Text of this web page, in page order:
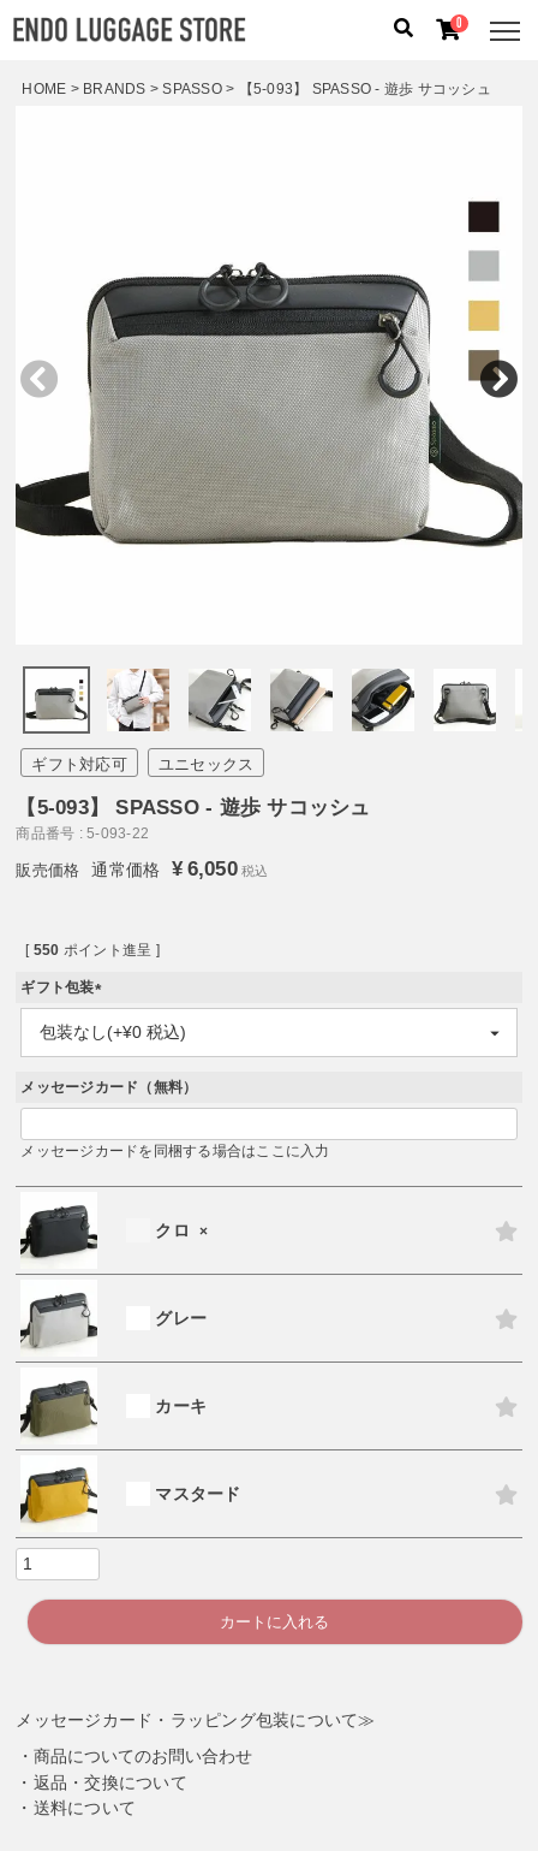
ブランドから探す
容量から探す
泊数から探す
価格 円 〜
検索する
0
HOME BRANDS SPASSO 【5-093】 SPASSO - 遊歩 サコッシュ
ギフト対応可 ユニセックス
【5-093】 SPASSO - 遊歩 サコッシュ
商品番号 5-093-22
通常価格 ¥6,050 税込
[ 550 ポイント進呈 ]
ギフト包装
(
必
須
メッセージカード（無料）
メッセージカードを同梱する場合はここに入力
クロ ×
グレー
カーキ
マスタード
カートに入れる
メッセージカード・ラッピング包装について≫
商品についてのお問い合わせ
返品・交換について
送料について